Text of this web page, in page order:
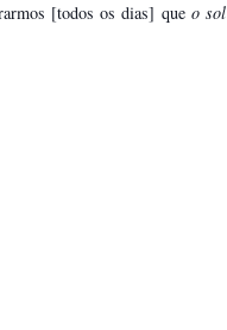
[todos os dias] que o sol